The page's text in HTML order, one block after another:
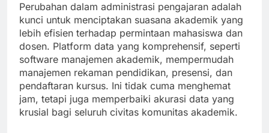
Perubahan dalam administrasi pengajaran adalah
kunci untuk menciptakan suasana akademik yang
lebih efisien terhadap permintaan mahasiswa dan
dosen. Platform data yang komprehensif, seperti
software manajemen akademik, mempermudah
manajemen rekaman pendidikan, presensi, dan
pendaftaran kursus. Ini tidak cuma menghemat
jam, tetapi juga memperbaiki akurasi data yang
krusial bagi seluruh civitas komunitas akademik.